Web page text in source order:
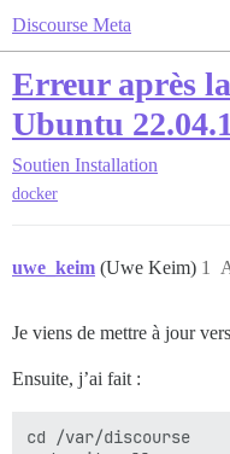
Discourse Meta
Erreur après
Ubuntu
Soutien Installation
docker
uwe_keim (Uwe Keim) 1
Je viens de mettre à jour
Ensuite, j’ai fait :
cd /var/discourse